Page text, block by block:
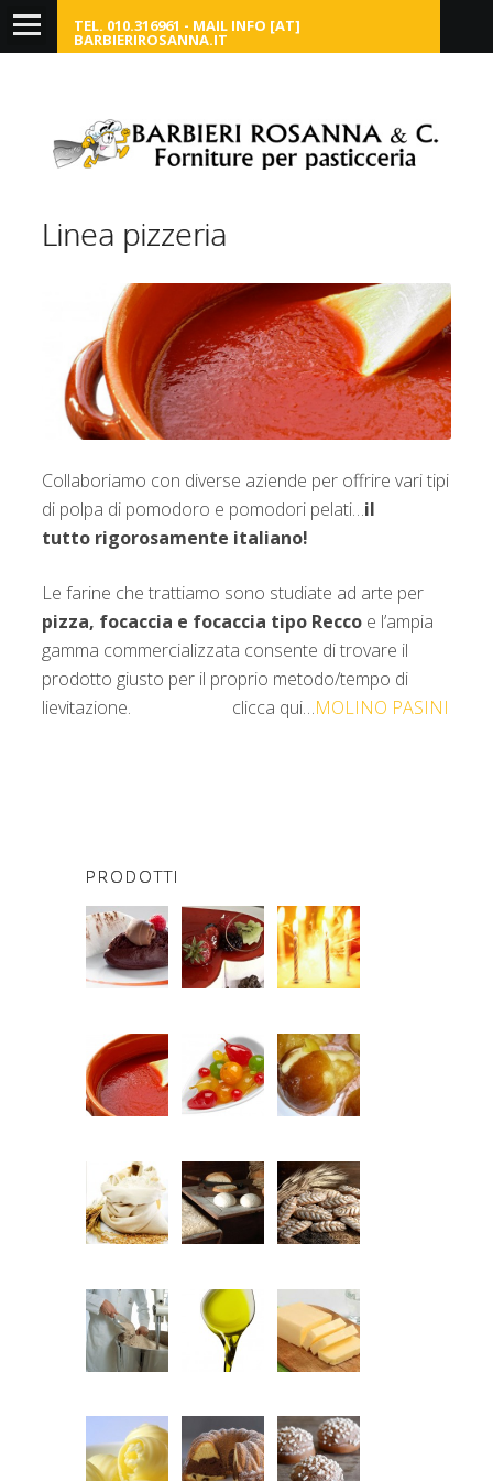
Chi siamo
Contattaci
TEL. 010.316961 - MAIL INFO [AT]
BARBIERIROSANNA.IT
Linea pizzeria
Collaboriamo con diverse aziende per offrire vari tipi
di polpa di pomodoro e pomodori pelati…il
tutto rigorosamente italiano!
Le farine che trattiamo sono studiate ad arte per
pizza, focaccia e focaccia tipo Reccoe l’ampia
gamma commercializzata consente di trovare il
prodotto giusto per il proprio metodo/tempo di
lievitazione. clicca qui…MOLINO PASINI
PRODOTTI